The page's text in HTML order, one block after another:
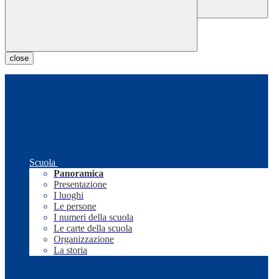
close
Scuola
Panoramica
Presentazione
I luoghi
Le persone
I numeri della scuola
Le carte della scuola
Organizzazione
La storia